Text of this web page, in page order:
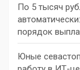
По 5 тысяч
порядок
Юные